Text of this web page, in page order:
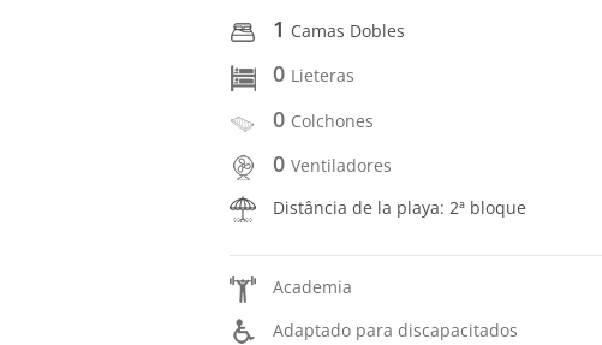
1 Camas Dobles
0 Lieteras
0 Colchones
0Ventiladores
Distância de la playa: 2ª bloque
Academia
Adaptado para discapacitados